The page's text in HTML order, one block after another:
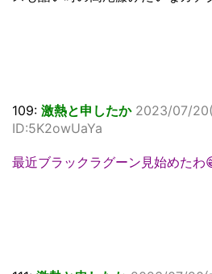
109: 激熱と申したか 2023/07/
ID:5K2owUaYa
最近ブラックラグーン見始めたわ